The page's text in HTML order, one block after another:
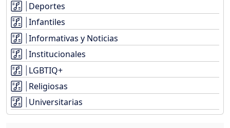
Deportes
Infantiles
Informativas y Noticias
Institucionales
LGBTIQ+
Religiosas
Universitarias